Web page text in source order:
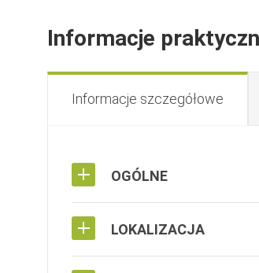
Informacje
Informacje szczegółowe
OGÓLNE
LOKALIZACJA